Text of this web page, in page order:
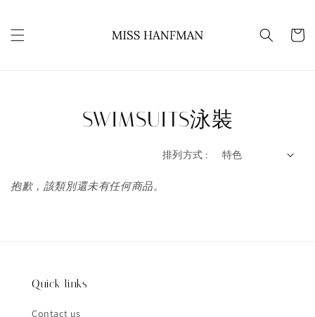
SWIMSUITS泳裝
排列方式 :
抱歉，該類別還未有任何商品。
Quick links
Contact us